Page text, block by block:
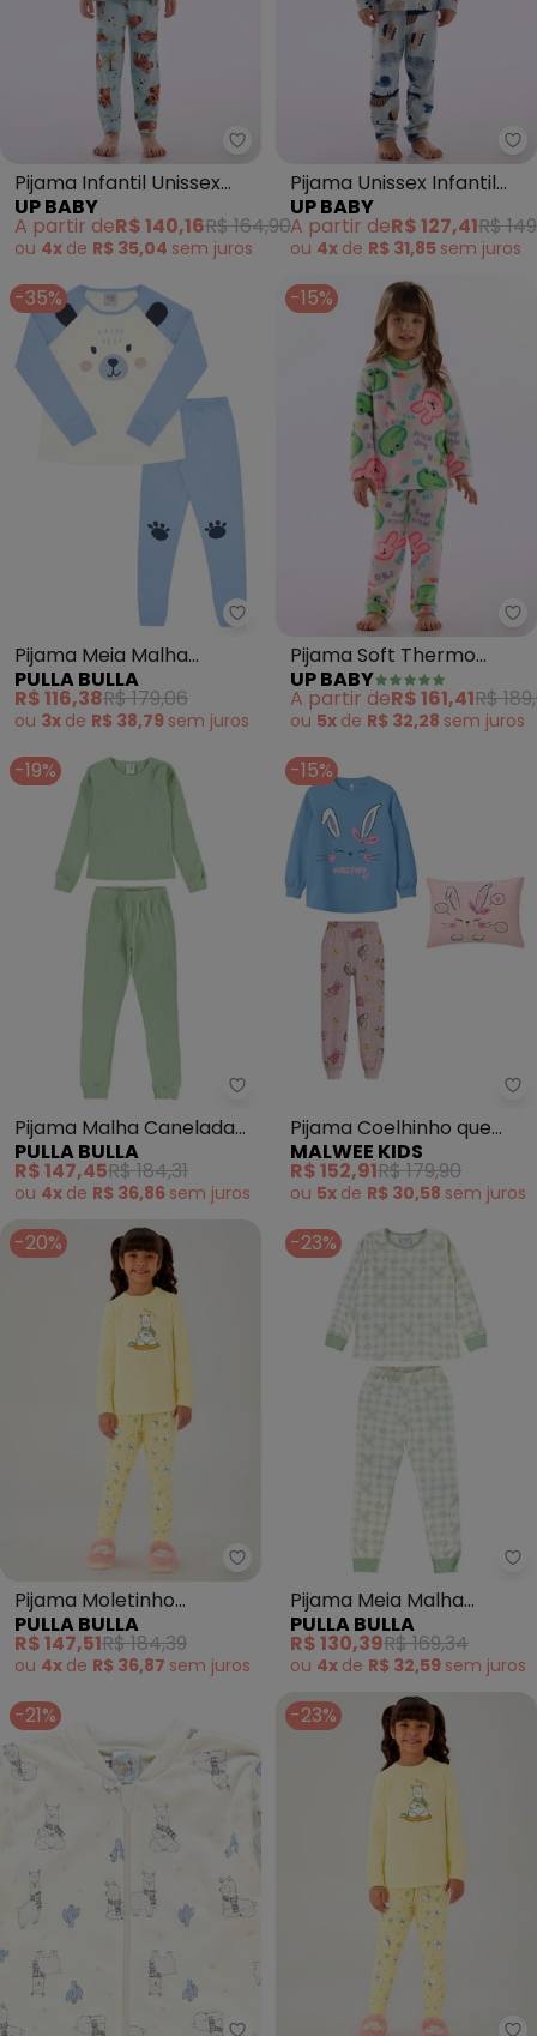
Up Baby - Pijama Infantil
Pijama Infantil Unissex
Térmico Azul
UP BABY
A partir deR$ 140,16R$ 164,90
ou 4x de R$ 35,04 sem juros
Pijama Unissex Infantil
Estampado Azul
UP BABY
A partir deR$ 127,41R$
ou 4x de R$ 31,85 sem juros
-35%
Pijama Meia Malha
(Bege)
PULLA BULLA
R$ 116,38R$ 179,06
ou 3x de R$ 38,79 sem juros
-15%
Pijama Soft Thermo
Estampado Branco
UP BABY
A partir deR$ 161,41R$
ou 5x de R$ 32,28 sem juros
-19%
Pulla Bulla - Pijama Malha
Pijama Malha Canelada
(Verde)
PULLA BULLA
R$ 147,45R$ 184,31
ou 4x de R$ 36,86 sem juros
-15%
Pijama Coelhinho que
Brilha no Escuro (Azul)
MALWEE KIDS
R$ 152,91R$ 179,90
ou 5x de R$ 30,58 sem juros
-20%
Pulla Bulla - Pijama Moletinho
Pijama Moletinho
(Amarelo)
PULLA BULLA
R$ 147,51R$ 184,39
ou 4x de R$ 36,87 sem juros
-23%
Pijama Meia Malha
(Verde)
PULLA BULLA
R$ 130,39R$ 169,34
ou 4x de R$ 32,59 sem juros
-21% -23%